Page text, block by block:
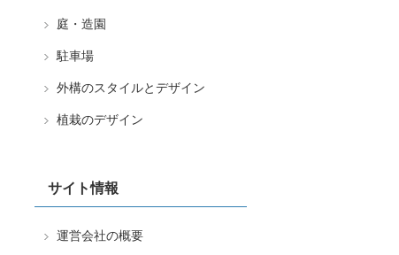
庭・造園
駐車場
外構のスタイルとデザイン
植栽のデザイン
サイト情報
運営会社の概要